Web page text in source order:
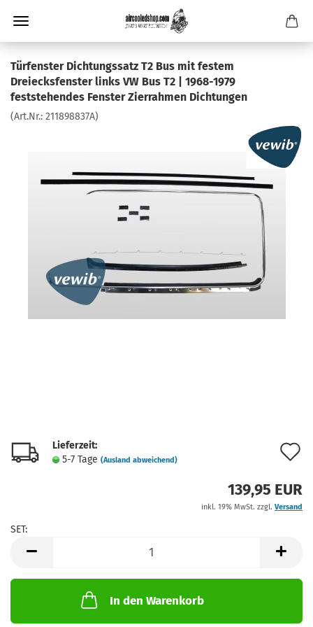
Türfenster Dichtungssatz T2 Bus mit festem
Dreiecksfenster links VW Bus T2 | 1968-1979
feststehendes Fenster Zierrahmen Dichtungen
(Art.Nr.: 211898837A)
Lieferzeit:
5-7 Tage (Ausland abweichend)
139,95 EUR
inkl. 19% MwSt. zzgl. Versand
SET:
In den Warenkorb